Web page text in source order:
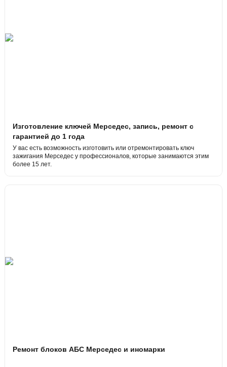
Изготовление ключей Мерседес, запись, ремонт с
гарантией до 1 года
У вас есть возможность изготовить или отремонтировать ключ
зажигания Мерседес у профессионалов, которые занимаются этим
более 15 лет.
Ремонт блоков АБС Мерседес и иномарки